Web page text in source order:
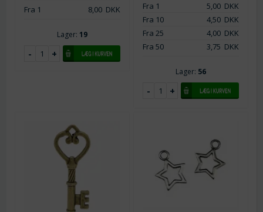
Fra 1
8,00DKK
Lager: 19
Fra 1
5,00DKK
Fra 10
4,50DKK
Fra 25
4,00DKK
Fra 50
3,75 DKK
Lager: 56